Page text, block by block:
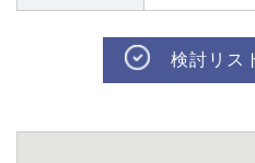
検討リス